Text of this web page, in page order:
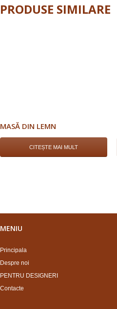
PRODUSE SIMILARE
MASĂ DIN LEMN
CITEȘTE MAI MULT
MENIU
Principala
Despre noi
PENTRU DESIGNERI
Contacte